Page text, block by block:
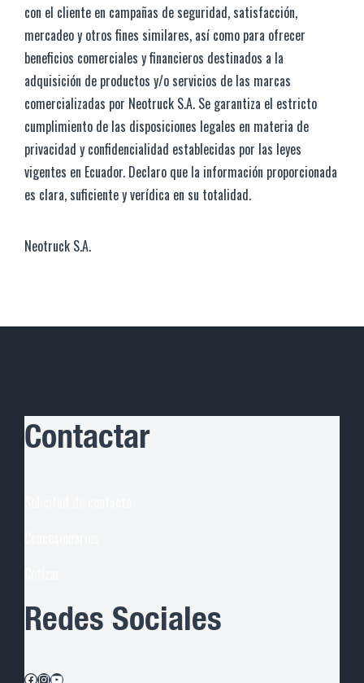
con el cliente en campañas de seguridad, satisfacción,
mercadeo y otros fines similares, así como para ofrecer
beneficios comerciales y financieros destinados a la
adquisición de productos y/o servicios de las marcas
comercializadas por Neotruck S.A. Se garantiza el estricto
cumplimiento de las disposiciones legales en materia de
privacidad y confidencialidad establecidas por las leyes
vigentes en Ecuador. Declaro que la información proporcionada
es clara, suficiente y verídica en su totalidad.
Neotruck S.A.
Contactar
Redes Sociales
Facebook InstagramYouTube